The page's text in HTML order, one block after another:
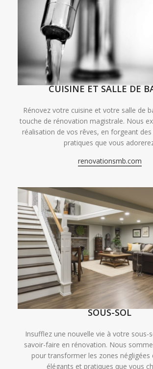
CUISINE ET SALLE DE
Rénovez votre cuisine et votre salle de
touche de rénovation magistrale. Nous
réalisation de vos rêves, en forgeant
pratiques que vous
renovationsmb.com
SOUS-SOL
Insufflez une nouvelle vie à votre sous-
savoir-faire en rénovation. Nous
pour transformer les zones négligées
élégants et pratiques que vous